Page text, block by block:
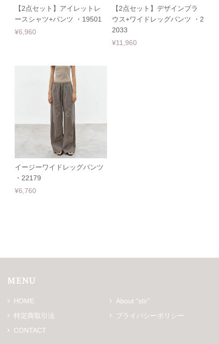
【2点セット】アイレットレ
ースシャツ+パンツ ・19501
¥6,960
【2点セット】デザインブラ
ウス+ワイドレッグパンツ ・2
2033
¥11,960
イージーワイドレッグパンツ
・22179
¥6,760
MENU
HOME
About “stir”
特定商取引法
プライバシーポリシー
CONTACT